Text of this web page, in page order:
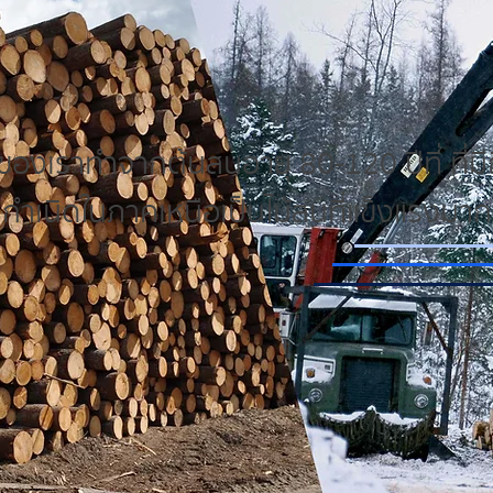
องเราทำจากต้นสนอายุ 80-120 ปีที่ ที่
กำเนิดในภาคเหนือเป็นไม้สนที่แข็งแรงมาก